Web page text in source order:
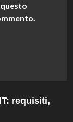
requisiti,